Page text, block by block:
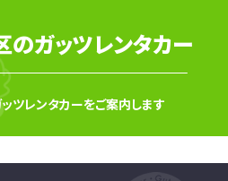
ガッツレンタカー
ツレンタカーをご案内します